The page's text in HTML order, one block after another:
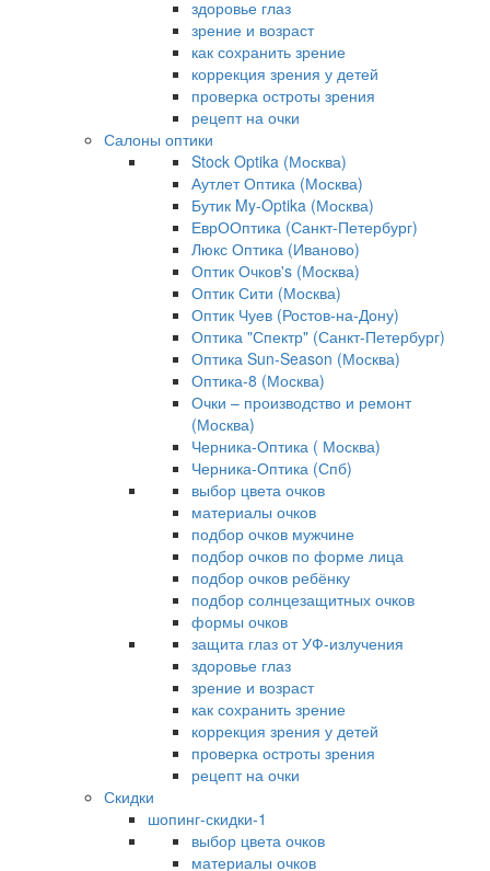
здоровье глаз
зрение и возраст
как сохранить зрение
коррекция зрения у детей
проверка остроты зрения
рецепт на очки
Салоны оптики
Stock Optika (Москва)
Аутлет Оптика (Москва)
Бутик My-Optika (Москва)
ЕврООптика (Санкт-Петербург)
Люкс Оптика (Иваново)
Оптик Очков's (Москва)
Оптик Сити (Москва)
Оптик Чуев (Ростов-на-Дону)
Оптика "Спектр" (Санкт-Петербург)
Оптика Sun-Season (Москва)
Оптика-8 (Москва)
Очки – производство и ремонт
(Москва)
Черника-Оптика ( Москва)
Черника-Оптика (Спб)
выбор цвета очков
материалы очков
подбор очков мужчине
подбор очков по форме лица
подбор очков ребёнку
подбор солнцезащитных очков
формы очков
защита глаз от УФ-излучения
здоровье глаз
зрение и возраст
как сохранить зрение
коррекция зрения у детей
проверка остроты зрения
рецепт на очки
Скидки
шопинг-скидки-1
выбор цвета очков
материалы очков